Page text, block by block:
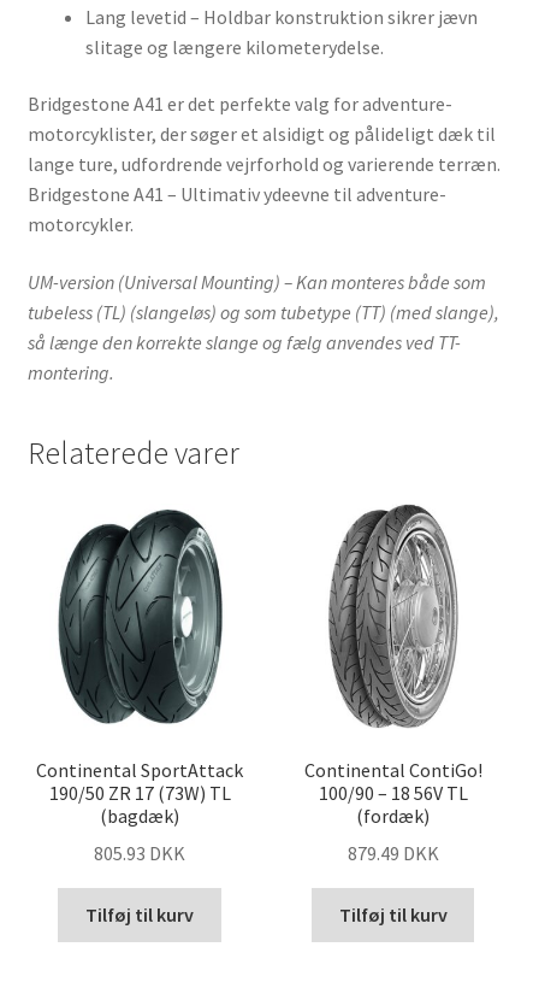
Lang levetid – Holdbar konstruktion sikrer jævn
slitage og længere kilometerydelse.
Bridgestone A41 er det perfekte valg for adventure-
motorcyklister, der søger et alsidigt og pålideligt dæk til
lange ture, udfordrende vejrforhold og varierende terræn.
Bridgestone A41 – Ultimativ ydeevne til adventure-
motorcykler.
UM-version (Universal Mounting) – Kan monteres både som
tubeless (TL) (slangeløs) og som tubetype (TT) (med slange),
så længe den korrekte slange og fælg anvendes ved TT-
montering.
Relaterede varer
Continental SportAttack
190/50 ZR 17 (73W) TL
(bagdæk)
805.93 DKK
Tilføj til kurv
Continental ContiGo!
100/90 – 18 56V TL
(fordæk)
879.49 DKK
Tilføj til kurv